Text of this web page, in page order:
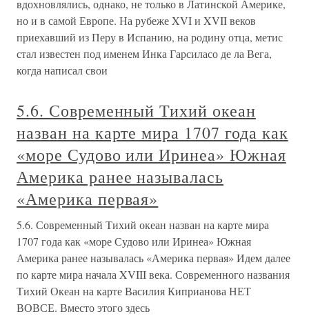
вдохновлялись, однако, не только в Латинской Америке,
но и в самой Европе. На рубеже XVI и XVII веков
приехавший из Перу в Испанию, на родину отца, метис
стал известен под именем Инка Гарсиласо де ла Вега,
когда написал свои
5.6. Современный Тихий океан
назван на карте мира 1707 года как
«море Судово или Иринеа» Южная
Америка ранее называлась
«Америка первая»
5.6. Современный Тихий океан назван на карте мира
1707 года как «море Судово или Иринеа» Южная
Америка ранее называлась «Америка первая» Идем далее
по карте мира начала XVIII века. Современного названия
Тихий Океан на карте Василия Киприанова НЕТ
ВОВСЕ. Вместо этого здесь